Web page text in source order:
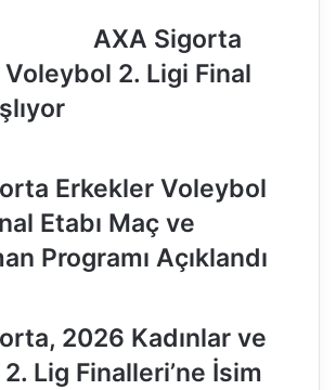
e
T
d
i
n
r
a
s
AXA Sigorta
2. Ligi Final
Erkekler Voleybol
Etabı Maç ve
Programı Açıklandı
2026 Kadınlar ve
Lig Finalleri’ne İsim